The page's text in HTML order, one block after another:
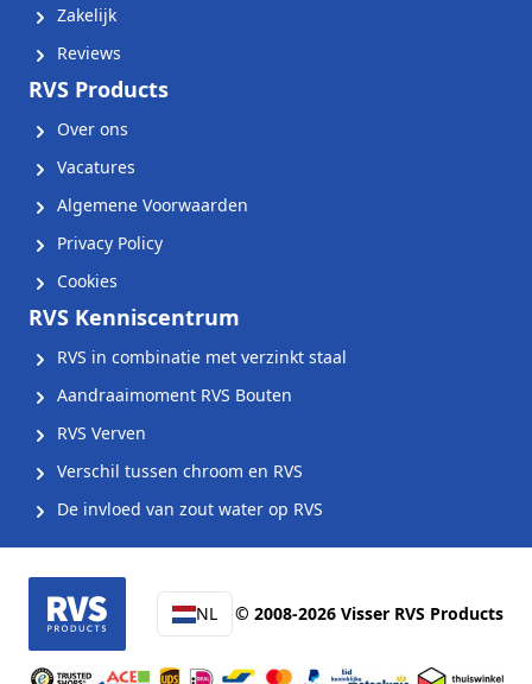
Zakelijk
Reviews
RVS Products
Over ons
Vacatures
Algemene Voorwaarden
Privacy Policy
Cookies
RVS Kenniscentrum
RVS in combinatie met verzinkt staal
Aandraaimoment RVS Bouten
RVS Verven
Verschil tussen chroom en RVS
De invloed van zout water op RVS
NL © 2008-2026 Visser RVS Products